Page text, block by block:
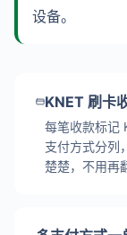
设备。
KNET 刷卡
每笔收款标记
支付方式分列
楚楚，不用再